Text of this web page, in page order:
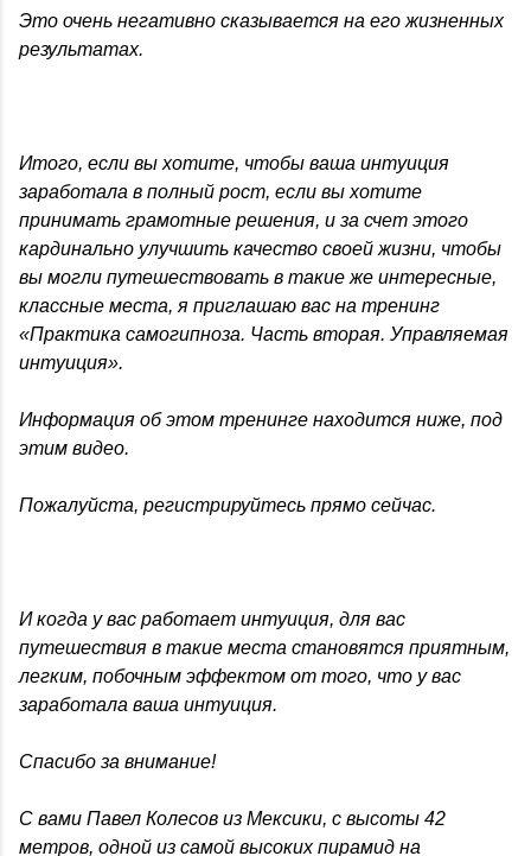
Это очень негативно сказывается на его жизненных
результатах.
Итого, если вы хотите, чтобы ваша интуиция
заработала в полный рост, если вы хотите
принимать грамотные решения, и за счет этого
кардинально улучшить качество своей жизни, чтобы
вы могли путешествовать в такие же интересные,
классные места, я приглашаю вас на тренинг
«Практика самогипноза. Часть вторая. Управляемая
интуиция».
Информация об этом тренинге находится ниже, под
этим видео.
Пожалуйста, регистрируйтесь прямо сейчас.
И когда у вас работает интуиция, для вас
путешествия в такие места становятся приятным,
легким, побочным эффектом от того, что у вас
заработала ваша интуиция.
Спасибо за внимание!
С вами Павел Колесов из Мексики, с высоты 42
метров, одной из самой высоких пирамид на